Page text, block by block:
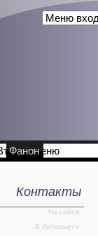
Фанон
Контакты
На сайте:
В Интернете: